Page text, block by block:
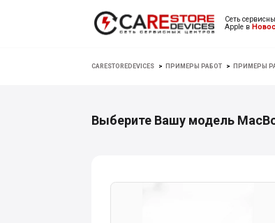
Сеть
Apple в
CARESTOREDEVICES > ПРИМЕРЫ РАБОТ > ПРИМЕРЫ
Выберите Вашу модель